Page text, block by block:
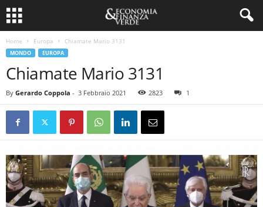
Home Europa Chiamate Mario 3131
MONDO EUROPA
Chiamate Mario 3131
By Gerardo Coppola - 3 Febbraio 2021 2823 1